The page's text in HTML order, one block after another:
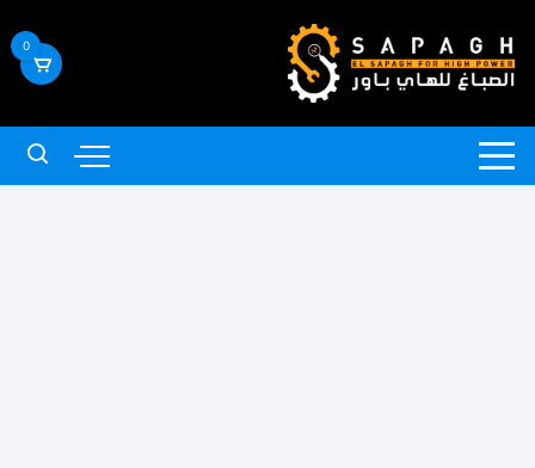
إلى
المحتوى
0